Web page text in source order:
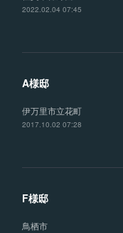
2022.02.04 07:45
A様邸
伊万里市立花町
2017.10.02 07:28
F様邸
鳥栖市